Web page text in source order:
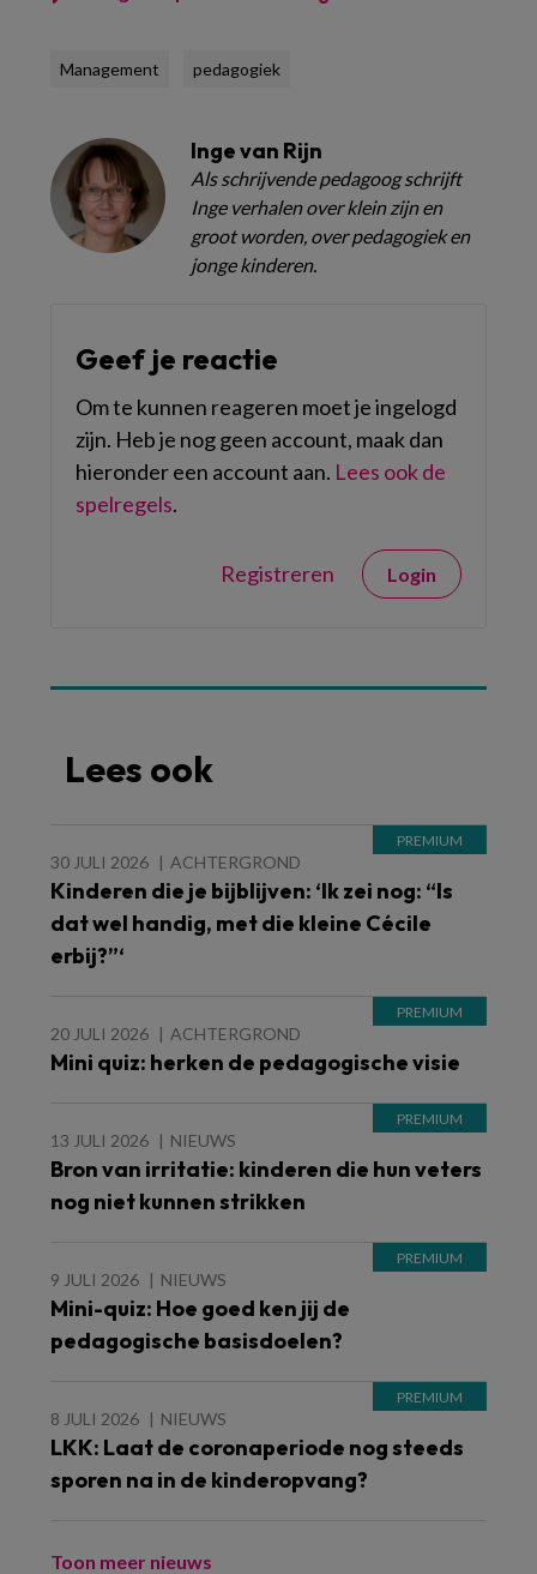
Management pedagogiek
Inge van Rijn
Als schrijvende pedagoog schrijft
Inge verhalen over klein zijn en
groot worden, over pedagogiek en
jonge kinderen.
Geef je reactie
Om te kunnen reageren moet je ingelogd
zijn. Heb je nog geen account, maak dan
hieronder een account aan. Lees ook de
spelregels.
Registreren Login
Lees ook
30 JULI 2026 ACHTERGROND
Kinderen die je bijblijven: ‘Ik zei nog: “Is
dat wel handig, met die kleine Cécile
erbij?”‘
20 JULI 2026 ACHTERGROND
Mini quiz: herken de pedagogische visie
13 JULI 2026 NIEUWS
Bron van irritatie: kinderen die hun veters
nog niet kunnen strikken
9 JULI 2026 NIEUWS
Mini-quiz: Hoe goed ken jij de
pedagogische basisdoelen?
8 JULI 2026 NIEUWS
LKK: Laat de coronaperiode nog steeds
sporen na in de kinderopvang?
Toon meer nieuws